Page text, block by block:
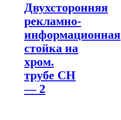
Двухсторонняя
рекламно-
информационная
стойка на
хром.
трубе СН
— 2